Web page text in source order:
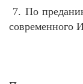
7. По
современного